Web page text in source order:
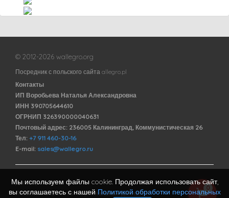
© 2012-2026 wallegro.org
Посредник с польского сайта allegro.pl
Контакты
ИП Воробьева Наталья Александровна
ИНН 390705644610
ОГРНИП 326390000040631
Почтовый адрес: 236005 Калининград, Коммунистическая 26
Тел: +7 911 460-30-16
E-mail: sales@wallegro.ru
Договор оферты
Политика обработки персональных данных
0
Мы используем файлы cookie. Продолжая использовать сайт,
вы соглашаетесь с нашей Политикой обработки персональных